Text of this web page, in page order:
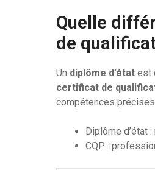
Quelle
de
Un diplôme d’état est
certificat de
compétences
Diplôme d’état
CQP :